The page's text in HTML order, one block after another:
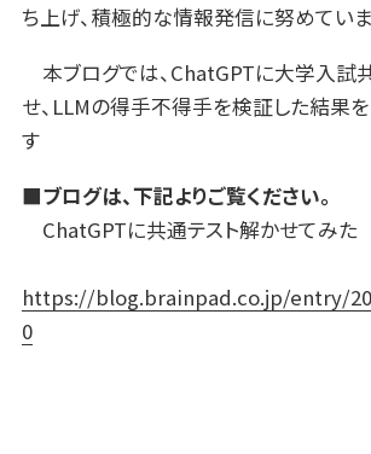
ち上げ、積極的な情報発信に努めていま
本ブログでは、ChatGPTに大学入試
せ、LLMの得手不得手を検証した結果
す
■ブログは、下記よりご覧ください。
ChatGPTに共通テスト解かせてみた
https://blog.brainpad.co.jp/entry/
0